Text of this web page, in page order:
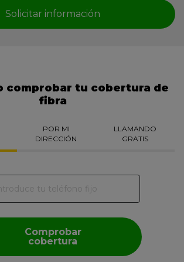
Solicitar información
comprobar tu cobertura de
fibra
POR MI
DIRECCIÓN
LLAMANDO
GRATIS
Comprobar
cobertura